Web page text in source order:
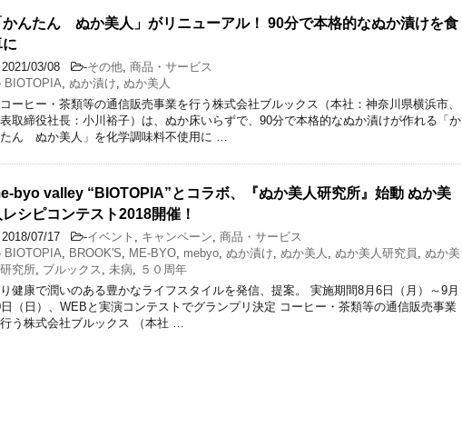
かんたん ぬか美人」がリニューアル！ 90分で本格的なぬか漬けを食
2021/03/08 -その他, 商品・サービス
BIOTOPIA, ぬか漬け, ぬか美人
ーヒー・茶類等の通信販売事業を行う株式会社ブルックス（本社：神奈川県横浜市、
取締役社長：小川裕子）は、ぬか床いらずで、90分で本格的なぬか漬けが作れる「か
ん ぬか美人」を化学調味料不使用に …
byo valley “BIOTOPIA”とコラボ、『ぬか美人研究所』始動 ぬか美
レシピコンテスト2018開催！
2018/07/17 -イベント , キャンペーン, 商品・サービス
BIOTOPIA, BROOK'S, ME-BYO, mebyo, ぬか漬け, ぬか美人 , ぬか美人研究員 , ぬか美
究所, ブルックス , 未病, ５０周年
健康で潤いのある豊かなライフスタイルを発信、提案。 実施期間8月6日（月）～9月
（日）、WEBと実演コンテストでグランプリ決定 コーヒー・茶類等の通信販売事業
う株式会社ブルックス （本社 …